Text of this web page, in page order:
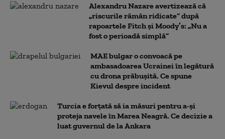
Alexandru Nazare avertizează că
„riscurile rămân ridicate” după
rapoartele Fitch și Moody’s: „Nu a
fost o perioadă simplă”
MAE bulgar o convoacă pe
ambasadoarea Ucrainei în legătură
cu drona prăbuşită. Ce spune
Kievul despre incident
Turcia e forțată să ia măsuri pentru a-și
proteja navele în Marea Neagră. Ce decizie a
luat guvernul de la Ankara